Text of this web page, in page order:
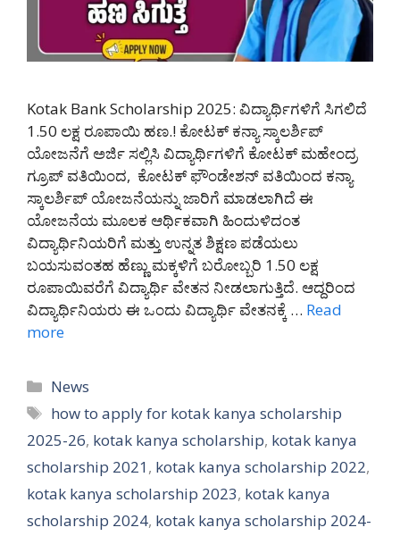
Kotak Bank Scholarship 2025: ವಿದ್ಯಾರ್ಥಿಗಳಿಗೆ ಸಿಗಲಿದೆ
1.50 ಲಕ್ಷ ರೂಪಾಯಿ ಹಣ.! ಕೋಟಕ್ ಕನ್ಯಾ ಸ್ಕಾಲರ್ಶಿಪ್
ಯೋಜನೆಗೆ ಅರ್ಜಿ ಸಲ್ಲಿಸಿ ವಿದ್ಯಾರ್ಥಿಗಳಿಗೆ ಕೋಟಕ್ ಮಹೇಂದ್ರ
ಗ್ರೂಪ್ ವತಿಯಿಂದ, ಕೋಟಕ್ ಫೌಂಡೇಶನ್ ವತಿಯಿಂದ ಕನ್ಯಾ
ಸ್ಕಾಲರ್ಶಿಪ್ ಯೋಜನೆಯನ್ನು ಜಾರಿಗೆ ಮಾಡಲಾಗಿದೆ ಈ
ಯೋಜನೆಯ ಮೂಲಕ ಆರ್ಥಿಕವಾಗಿ ಹಿಂದುಳಿದಂತ
ವಿದ್ಯಾರ್ಥಿನಿಯರಿಗೆ ಮತ್ತು ಉನ್ನತ ಶಿಕ್ಷಣ ಪಡೆಯಲು
ಬಯಸುವಂತಹ ಹೆಣ್ಣು ಮಕ್ಕಳಿಗೆ ಬರೋಬ್ಬರಿ 1.50 ಲಕ್ಷ
ರೂಪಾಯಿವರೆಗೆ ವಿದ್ಯಾರ್ಥಿ ವೇತನ ನೀಡಲಾಗುತ್ತಿದೆ. ಆದ್ದರಿಂದ
ವಿದ್ಯಾರ್ಥಿನಿಯರು ಈ ಒಂದು ವಿದ್ಯಾರ್ಥಿ ವೇತನಕ್ಕೆ … Read
more
Categories
News
Tags
how to apply for kotak kanya scholarship
2025-26, kotak kanya scholarship, kotak kanya
scholarship 2021, kotak kanya scholarship 2022,
kotak kanya scholarship 2023, kotak kanya
scholarship 2024, kotak kanya scholarship 2024-